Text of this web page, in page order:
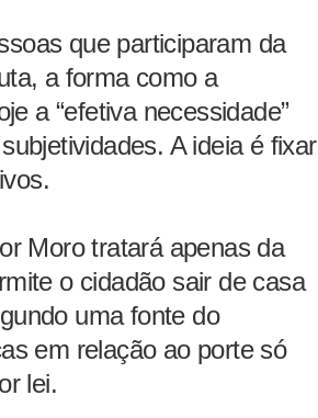
que participaram da
a forma como a
a “efetiva necessidade”
A ideia é fixar
Moro tratará apenas da
o cidadão sair de casa
uma fonte do
em relação ao porte só
lei.